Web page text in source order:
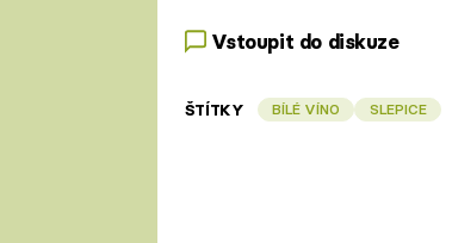
Vstoupit do diskuze
ŠTÍTKY BÍLÉ VÍNO SLEPICE